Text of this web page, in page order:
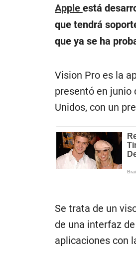
Apple está
que tendrá
que ya se ha
Vision Pro es la
presentó en junio
Unidos, con un
Se trata de un
de una interfaz
aplicaciones con